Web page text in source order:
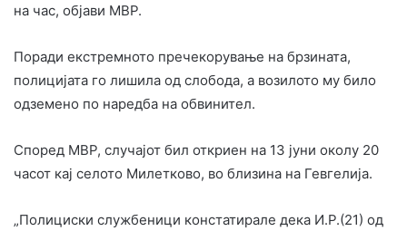
на час, објави МВР.
Поради екстремното пречекорување на брзината,
полицијата го лишила од слобода, а возилото му било
одземено по наредба на обвинител.
Според МВР, случајот бил откриен на 13 јуни околу 20
часот кај селото Милетково, во близина на Гевгелија.
„Полициски службеници констатирале дека И.Р.(21) од